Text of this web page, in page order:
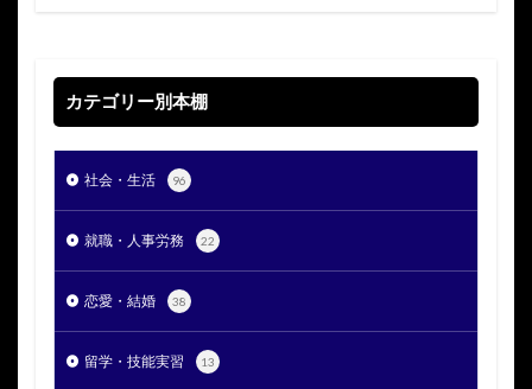
カテゴリー別本棚
社会・生活 96
就職・人事労務 22
恋愛・結婚 38
留学・技能実習 13